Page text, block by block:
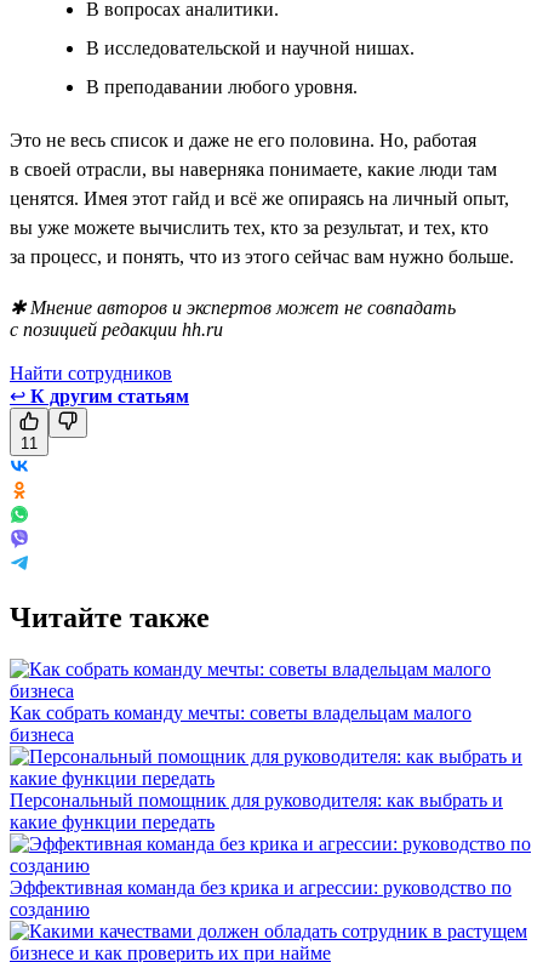
В вопросах аналитики.
В исследовательской и научной нишах.
В преподавании любого уровня.
Это не весь список и даже не его половина. Но, работая
в своей отрасли, вы наверняка понимаете, какие люди там
ценятся. Имея этот гайд и всё же опираясь на личный опыт,
вы уже можете вычислить тех, кто за результат, и тех, кто
за процесс, и понять, что из этого сейчас вам нужно больше.
✱ Мнение авторов и экспертов может не совпадать
с позицией редакции hh.ru
Найти сотрудников
↩ К другим статьям
11
Читайте также
Как собрать команду мечты: советы владельцам малого
бизнеса
Персональный помощник для руководителя: как выбрать и
какие функции передать
Эффективная команда без крика и агрессии: руководство по
созданию